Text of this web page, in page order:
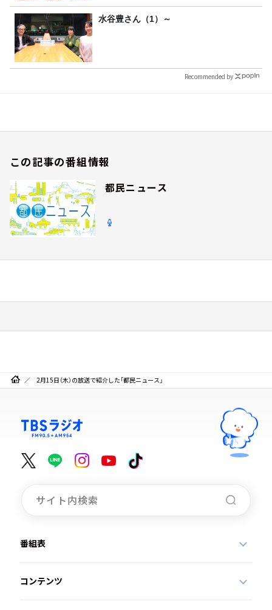
水谷豊さん（1）～
Recommended by
この記事の番組情報
都民ニュース
2月15日（木）の放送で紹介した「都民ニュース」
番組表
コンテンツ